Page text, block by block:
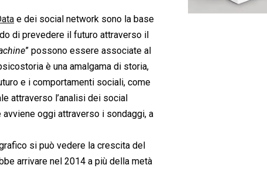
e dei social network sono la base
di prevedere il futuro attraverso il
” possono essere associate al
è una amalgama di storia,
e i comportamenti sociali, come
attraverso l’analisi dei social
avviene oggi attraverso i sondaggi, a
si può vedere la crescita del
arrivare nel 2014 a più della metà